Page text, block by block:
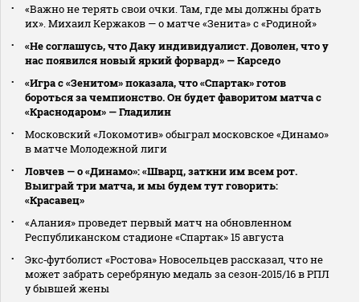
«Важно не терять свои очки. Там, где мы должны брать
их». Михаил Кержаков — о матче «Зенита» с «Родиной»
«Не соглашусь, что Даку индивидуалист. Доволен, что у
нас появился новый яркий форвард» — Карседо
«Игра с «Зенитом» показала, что «Спартак» готов
бороться за чемпионство. Он будет фаворитом матча с
«Краснодаром» — Гладилин
Московский «Локомотив» обыграл московское «Динамо»
в матче Молодежной лиги
Ловчев — о «Динамо»: «Шварц, заткни им всем рот.
Выиграй три матча, и мы будем тут говорить:
«Красавец»
«Алания» проведет первый матч на обновленном
Республиканском стадионе «Спартак» 15 августа
Экс‑футболист «Ростова» Новосельцев рассказал, что не
может забрать серебряную медаль за сезон‑2015/16 в РПЛ
у бывшей жены